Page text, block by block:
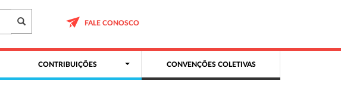
FALE CONOSCO
CONTRIBUIÇÕES CONVENÇÕES COLETIVAS